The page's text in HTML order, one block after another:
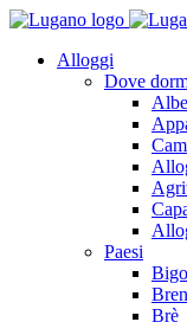
Alloggi
Dove
Paesi
Brè